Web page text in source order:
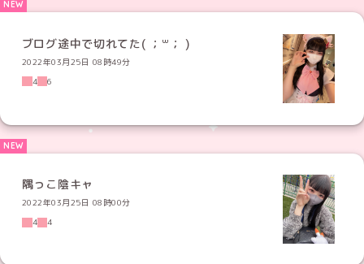
ブログ途中で切れてた( ；꒳​； )
2022年03月25日 08時49分
4
6
隅っこ陰キャ
2022年03月25日 08時00分
4
4